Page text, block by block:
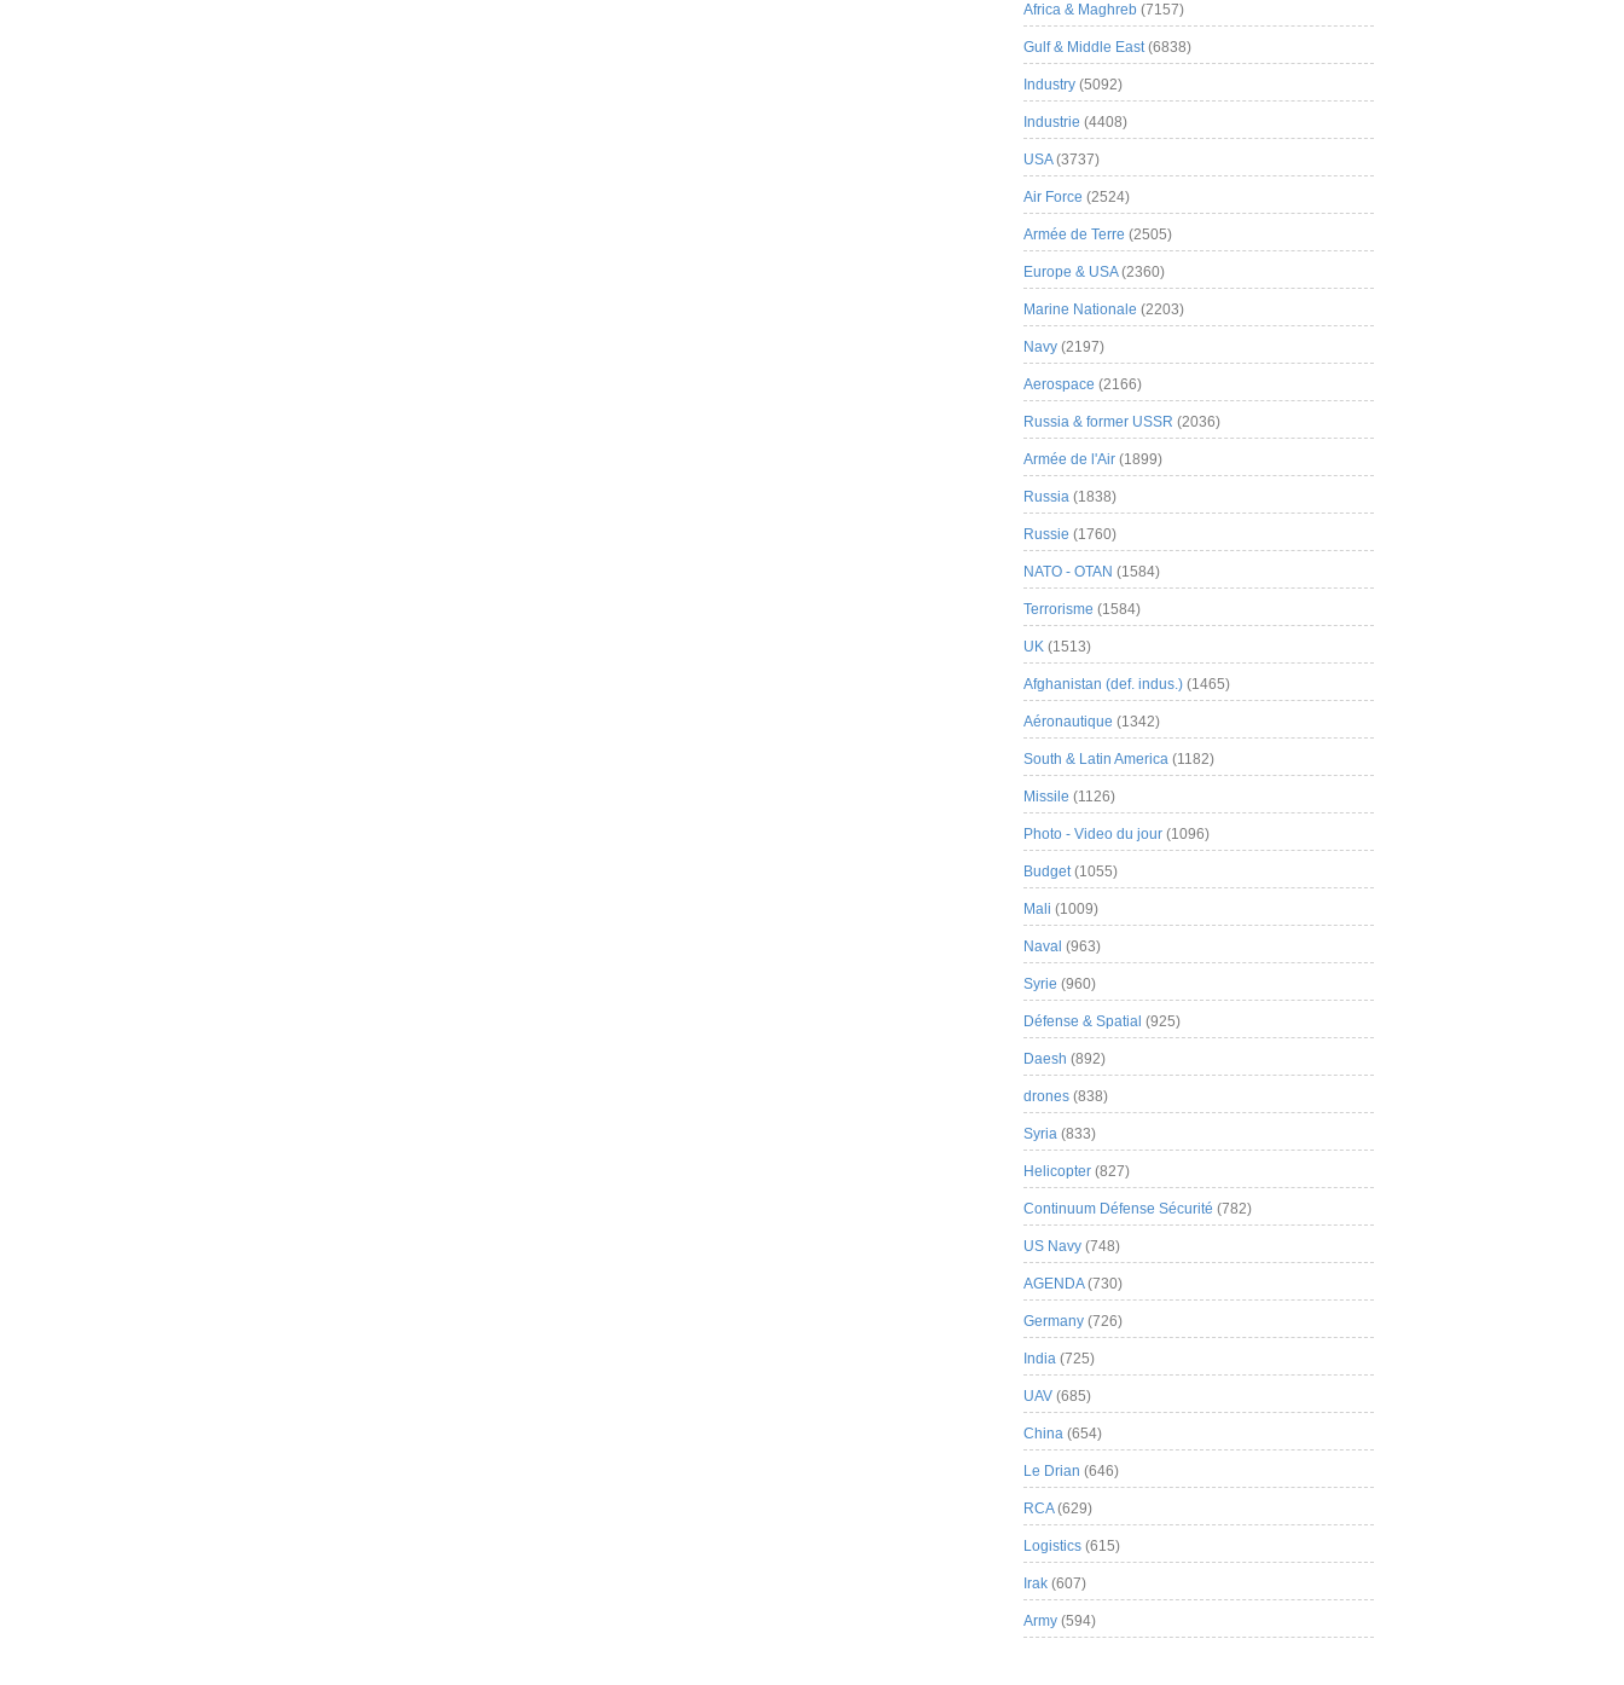
Africa & Maghreb (7157)
Gulf & Middle East(6838)
Industry (5092)
Industrie (4408)
USA(3737)
Air Force (2524)
Armée de Terre (2505)
Europe & USA(2360)
Marine Nationale (2203)
Navy (2197)
Aerospace (2166)
Russia & former USSR (2036)
Armée de l'Air (1899)
Russia (1838)
Russie (1760)
NATO - OTAN (1584)
Terrorisme (1584)
UK (1513)
Afghanistan (def. indus.) (1465)
Aéronautique (1342)
South & Latin America (1182)
Missile (1126)
Photo - Video du jour (1096)
Budget(1055)
Mali (1009)
Naval (963)
Syrie (960)
Défense & Spatial (925)
Daesh (892)
drones (838)
Syria (833)
Helicopter (827)
Continuum Défense Sécurité (782)
US Navy (748)
AGENDA(730)
Germany (726)
India (725)
UAV (685)
China (654)
Le Drian (646)
RCA(629)
Logistics (615)
Irak (607)
Army (594)